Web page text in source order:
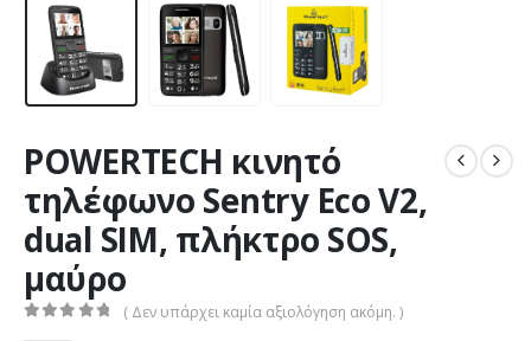
POWERTECH κινητό
τηλέφωνο Sentry Eco V2,
dual SIM, πλήκτρο SOS,
μαύρο
( Δεν υπάρχει καμία αξιολόγηση ακόμη. )